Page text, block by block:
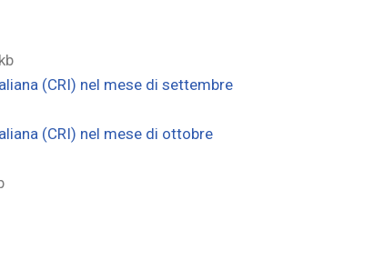
(CRI) nel mese di settembre
(CRI) nel mese di ottobre